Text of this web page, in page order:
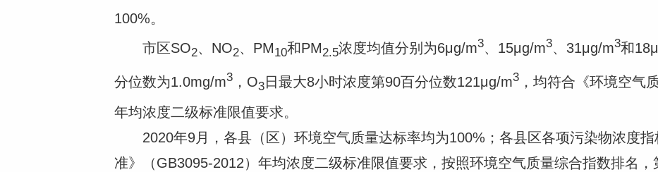
100%。
市区SO2、NO2、PM10和PM2.5浓度均值分别为6μg/m3、15μg/m3、31μg/m3和
分位数为1.0mg/m3 ，O3 日最大8小时浓度第90百分位数121μg/m3 ，均符合《环境空气
年均浓度二级标准限值要求。
2020年9月，各县（区）环境空气质量达标率均为100%；各县区各项污染物浓度指
准》（GB3095-2012）年均浓度二级标准限值要求，按照环境空气质量综合指数排名